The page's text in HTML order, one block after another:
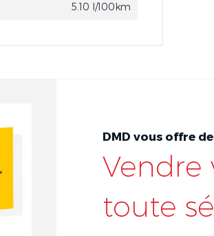
5.10 l/100km
DMD vous offre
Vendre
toute